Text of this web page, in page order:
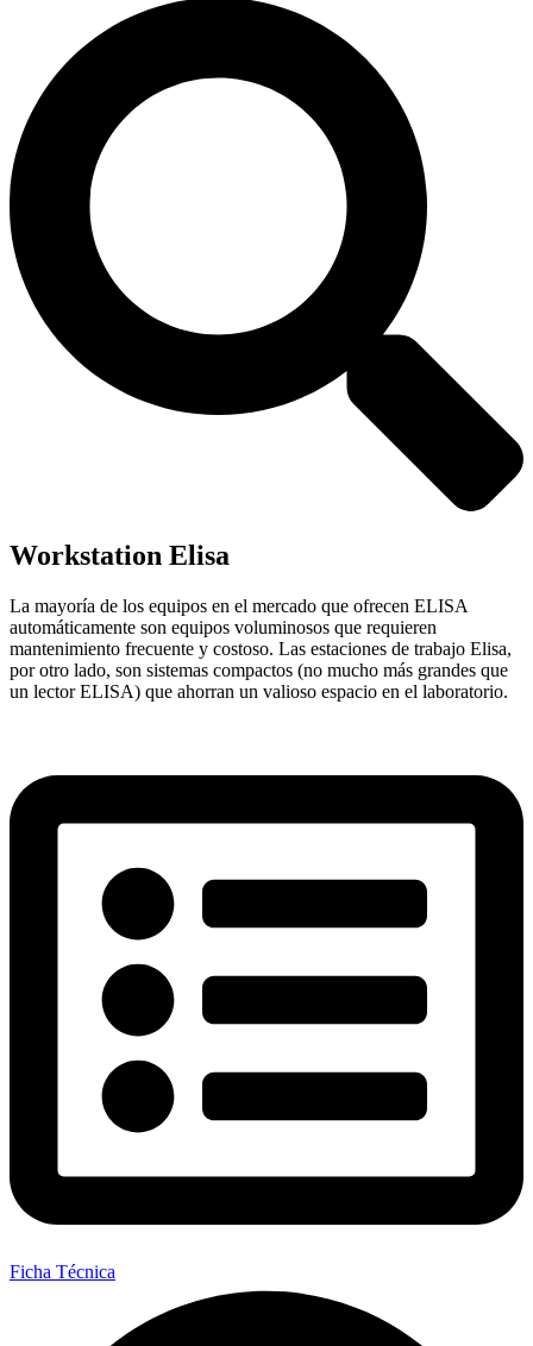
Workstation Elisa
La mayoría de los equipos en el mercado que ofrecen ELISA
automáticamente son equipos voluminosos que requieren
mantenimiento frecuente y costoso. Las estaciones de trabajo Elisa,
por otro lado, son sistemas compactos (no mucho más grandes que
un lector ELISA) que ahorran un valioso espacio en el laboratorio.
Ficha Técnica